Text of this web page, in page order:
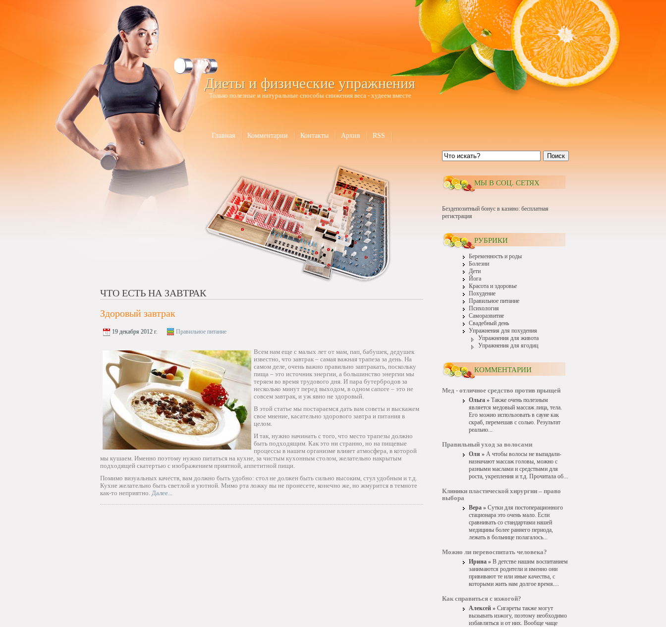
Диеты и физические упражнения
Только полезные и натуральные способы снижения веса - худеем вместе
Главная Комментарии Контакты Архив RSS
ЧТО ЕСТЬ НА ЗАВТРАК
Здоровый завтрак
19 декабря 2012 г. Правильное питание
Всем нам еще с малых лет от мам, пап, бабушек, дедушек
известно, что завтрак – самая важная трапеза за день. На
самом деле, очень важно правильно завтракать, поскольку
пища – это источник энергии, а большинство энергии мы
теряем во время трудового дня. И пара бутербродов за
несколько минут перед выходом, в одном сапоге – это не
совсем завтрак, и уж явно не здоровый.
В этой статье мы постараемся дать вам советы и выскажем
свое мнение, касательно здорового завтра и питания в
целом.
И так, нужно начинать с того, что место трапезы должно
быть подходящим. Как это ни странно, но на пищевые
процессы в нашем организме влияет атмосфера, в которой
мы кушаем. Именно поэтому нужно питаться на кухне, за чистым кухонным столом, желательно накрытым
подходящей скатертью с изображением приятной, аппетитной пищи.
Помимо визуальных качеств, вам должно быть удобно: стол не должен быть сильно высоким, стул удобным и т.д.
Кухне желательно быть светлой и уютной. Мимо рта ложку вы не пронесете, конечно же, но жмурится в темноте
как-то неприятно. Далее...
Поиск
МЫ В СОЦ. СЕТЯХ
Бездепозитный бонус в казино: бесплатная
регистрация
РУБРИКИ
Беременность и роды
Болезни
Дети
Йога
Красота и здоровье
Похудение
Правильное питание
Психология
Саморазвитие
Свадебный день
Упражнения для похудения
Упражнения для живота
Упражнения для ягодиц
КОММЕНТАРИИ
Мед - отличное средство против прыщей
Ольга » Также очень полезным
является медовый массаж лица, тела.
Его можно использовать в сауне как
скраб, перемешав с солью. Результат
реально...
Правильный уход за волосами
Оля » А чтобы волосы не выпадали-
назначают массаж головы, можно с
разными маслами и средствами для
роста, укрепления и т.д. Прочитала об...
Клиники пластической хирургии – право
выбора
Вера » Сутки для постоперационного
стационара это очень мало. Если
сравнивать со стандартами нашей
медицины более раннего периода,
лежать в больнице полагалось...
Можно ли перевоспитать человека?
Ирина » В детстве нашим воспитанием
занимаются родители и именно они
прививают те или иные качества, с
которыми жить нам долгое время....
Как справиться с изжогой?
Алексей » Сигареты также могут
вызывать изжогу, поэтому необходимо
избавляться и от них. Вообще чаще